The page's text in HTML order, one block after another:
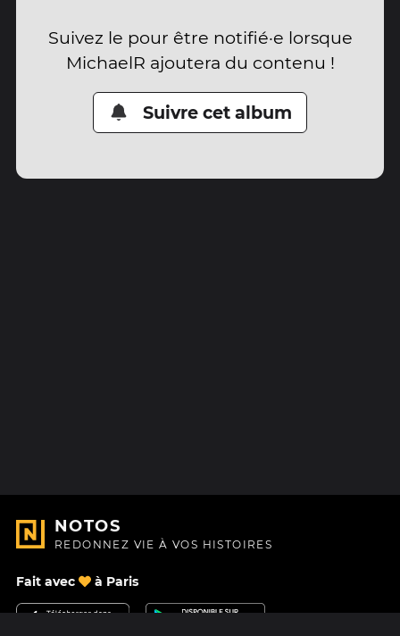
Suivez le pour être notifié·e lorsque
MichaelR ajoutera du contenu !
Suivre cet album
NOTOS
REDONNEZ VIE À VOS HISTOIRES
Fait avec à Paris